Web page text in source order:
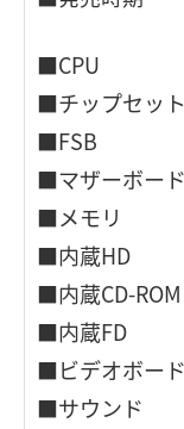
■CPU ：
■チップセッ
■FSB ：
■マザーボー
■メモリ ：
■内蔵HD ：
■内蔵CD-
■内蔵FD
■ビデオボー
■サウンド